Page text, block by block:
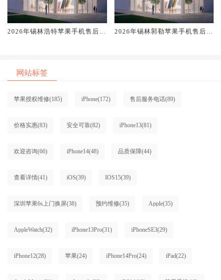
2026年锡林浩特苹果手机售后服
2026年锡林郭勒苹果手机售后服
网站标签
苹果授权维修(185) iPhone(172) 售后服务电话(89)
价格实惠(83) 安全可靠(82) iPhone13(81)
欢迎咨询(66) iPhone14(48) 品质保障(44)
查看详情(41) iOS(39) IOS15(39)
深圳苹果6s上门换屏(38) 预约维修(35) Apple(35)
AppleWatch(32) iPhone13Pro(31) iPhoneSE3(29)
iPhone12(28) 苹果(24) iPhone14Pro(24) iPad(22)